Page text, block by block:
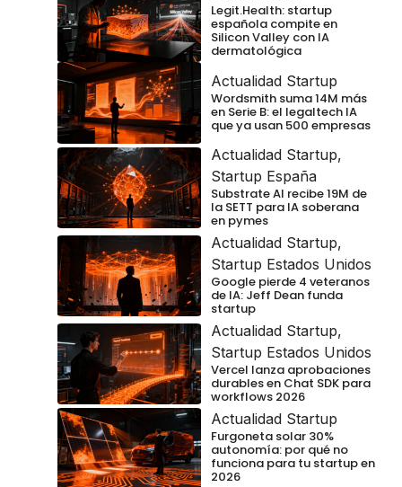
Legit.Health: startup
española compite en
Silicon Valley con IA
dermatológica
Actualidad Startup
Wordsmith suma 14M más
en Serie B: el legaltech IA
que ya usan 500 empresas
Actualidad Startup,
Startup España
Substrate AI recibe 19M de
la SETT para IA soberana
en pymes
Actualidad Startup,
Startup Estados Unidos
Google pierde 4 veteranos
de IA: Jeff Dean funda
startup
Actualidad Startup,
Startup Estados Unidos
Vercel lanza aprobaciones
durables en Chat SDK para
workflows 2026
Actualidad Startup
Furgoneta solar 30%
autonomía: por qué no
funciona para tu startup en
2026